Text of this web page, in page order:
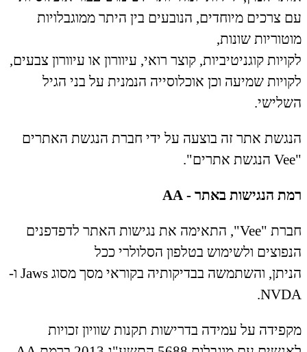
עם צרכים מיוחדים, הנובעים בין היתר ממוגבלויות
מוטוריות שונות,
לקויות קוגניטיביות, קוצר רואי, עיוורון או עיוורון צבעים,
לקויות שמיעה וכן אוכלוסייה הנמנית על בני הגיל
השלישי.
הנגשת אתר זה בוצעה על ידי חברת הנגשת האתרים
"Vee הנגשת אתרים".
רמת הנגישות באתר - AA
חברת "Vee", התאימה את נגישות האתר לדפדפנים
הנפוצים ולשימוש בטלפון הסלולרי ככל
הניתן, והשתמשה בבדיקותיה בקוראי מסך מסוג Jaws ו-
NVDA.
מקפידה על עמידה בדרישות תקנות שוויון זכויות